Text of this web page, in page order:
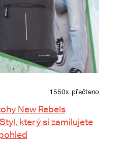
1550x přečteno
New Rebels
který si zamilujete